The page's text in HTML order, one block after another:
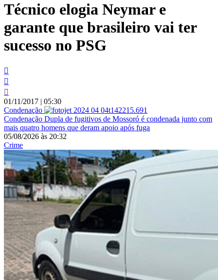
conteúdo
Técnico elogia Neymar e
garante que brasileiro vai ter
sucesso no PSG
01/11/2017 | 05:30
Condenação
Condenação Dupla de fugitivos de Mossoró é condenada junto com
mais quatro homens que deram apoio após fuga
05/08/2026 às 20:32
Crime